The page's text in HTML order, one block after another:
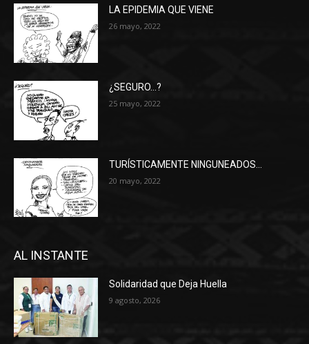
LA EPIDEMIA QUE VIENE
26 mayo, 2022
¿SEGURO…?
25 mayo, 2022
TURÍSTICAMENTE NINGUNEADOS…
20 mayo, 2022
AL INSTANTE
Solidaridad que Deja Huella
9 agosto, 2026